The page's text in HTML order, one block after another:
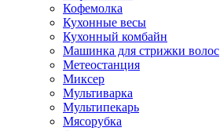
Кофемолка
Кухонные весы
Кухонный комбайн
Машинка для стрижки волос
Метеостанция
Миксер
Мультиварка
Мультипекарь
Мясорубка